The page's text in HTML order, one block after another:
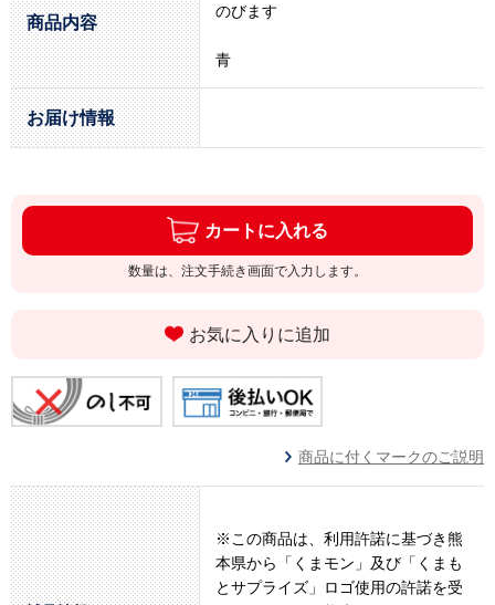
商品内容
のびます
青
お届け情報
カートに入れる
数量は、注文手続き画面で入力します。
お気に入りに追加
商品に付くマークのご説明
※この商品は、利用許諾に基づき熊
本県から「くまモン」及び「くまも
とサプライズ」ロゴ使用の許諾を受